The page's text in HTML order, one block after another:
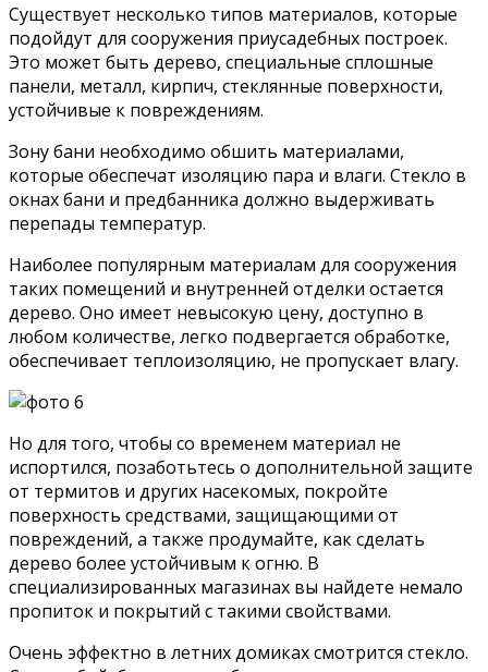
Существует несколько типов материалов, которые
подойдут для сооружения приусадебных построек.
Это может быть дерево, специальные сплошные
панели, металл, кирпич, стеклянные поверхности,
устойчивые к повреждениям.
Зону бани необходимо обшить материалами,
которые обеспечат изоляцию пара и влаги. Стекло в
окнах бани и предбанника должно выдерживать
перепады температур.
Наиболее популярным материалам для сооружения
таких помещений и внутренней отделки остается
дерево. Оно имеет невысокую цену, доступно в
любом количестве, легко подвергается обработке,
обеспечивает теплоизоляцию, не пропускает влагу.
Но для того, чтобы со временем материал не
испортился, позаботьтесь о дополнительной защите
от термитов и других насекомых, покройте
поверхность средствами, защищающими от
повреждений, а также продумайте, как сделать
дерево более устойчивым к огню. В
специализированных магазинах вы найдете немало
пропиток и покрытий с такими свойствами.
Очень эффектно в летних домиках смотрится стекло.